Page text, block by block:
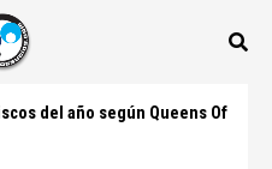
del año según Queens Of